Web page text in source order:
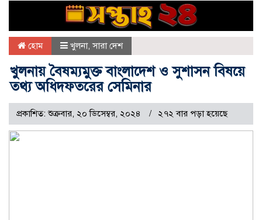
হোম খুলনা,সারা দেশ
খুলনায় বৈষম্যমুক্ত বাংলাদেশ ও সুশাসন বিষয়ে
তথ্য অধিদফতরের সেমিনার
প্রকাশিত: শুক্রবার, ২০ ডিসেম্বর, ২০২৪ ২৭২ বার পড়া হয়েছে